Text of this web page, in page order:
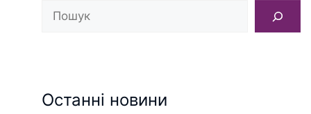
Пошук
Останні новини